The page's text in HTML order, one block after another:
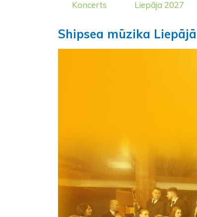
Koncerts Liepāja 2027
Shipsea mūzika